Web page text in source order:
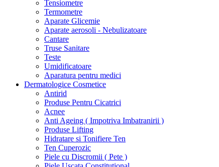
Tensiometre
Termometre
Aparate Glicemie
Aparate aerosoli - Nebulizatoare
Cantare
Truse Sanitare
Teste
Umidificatoare
Aparatura pentru medici
Dermatologice Cosmetice
Antirid
Produse Pentru Cicatrici
Acnee
Anti Ageing ( Impotriva Imbatranirii )
Produse Lifting
Hidratare si Tonifiere Ten
Ten Cuperozic
Piele cu Discromii ( Pete )